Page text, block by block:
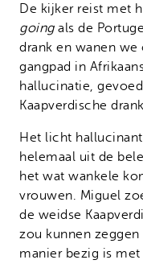
De kijker reist met
goingals de
drank en wanen
gangpad in
hallucinatie,
Kaapverdische
Het licht
helemaal uit de
het wat wankele
vrouwen. Miguel
de weidse
zou kunnen
manier bezig is